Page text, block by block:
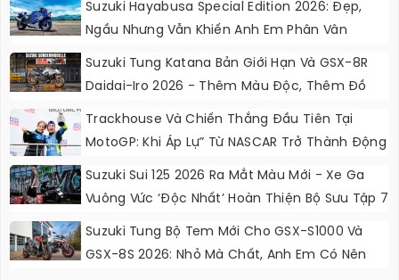
Suzuki Hayabusa Special Edition 2026: Đẹp,
Ngầu Nhưng Vẫn Khiến Anh Em Phân Vân
Suzuki Tung Katana Bản Giới Hạn Và GSX-8R
Daidai-Iro 2026 - Thêm Màu Độc, Thêm Đồ
Chơi, Thêm Cá Tính
Trackhouse Và Chiến Thắng Đầu Tiên Tại
MotoGP: Khi Áp Lự” Từ NASCAR Trở Thành Động
Lực Ngọt Ngào
Suzuki Sui 125 2026 Ra Mắt Màu Mới - Xe Ga
Vuông Vức ‘độc Nhất’ Hoàn Thiện Bộ Sưu Tập 7
Sắc Cầu Vồng
Suzuki Tung Bộ Tem Mới Cho GSX-S1000 Và
GSX-8S 2026: Nhỏ Mà Chất, Anh Em Có Nên